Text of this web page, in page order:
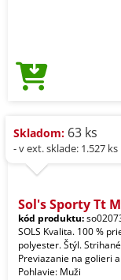
Skladom: 63 ks
- v ext. sklade: 1.527 ks
Sol's Sporty Tt
kód produktu:
SOLS Kvalita. 100 %
polyester. Štýl.
Previazanie na golieri
Pohlavie: Muži